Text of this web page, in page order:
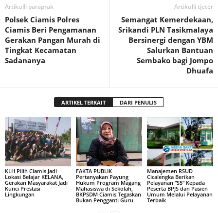
Artikulli paraprak
Polsek Ciamis Polres
Ciamis Beri Pengamanan
Gerakan Pangan Murah di
Tingkat Kecamatan
Sadananya
Artikulli tjetër
Semangat Kemerdekaan,
Srikandi PLN Tasikmalaya
Bersinergi dengan YBM
Salurkan Bantuan
Sembako bagi Jompo
Dhuafa
ARTIKEL TERKAIT DARI PENULIS
KLH Pilih Ciamis Jadi
Lokasi Belajar KELANA,
Gerakan Masyarakat Jadi
Kunci Prestasi
Lingkungan
FAKTA PUBLIK
Pertanyakan Payung
Hukum Program Magang
Mahasiswa di Sekolah,
BKPSDM Ciamis Tegaskan
Bukan Pengganti Guru
Manajemen RSUD
Cicalengka Berikan
Pelayanan “S5” Kepada
Peserta BPJS dan Pasien
Umum Melalui Pelayanan
Terbaik